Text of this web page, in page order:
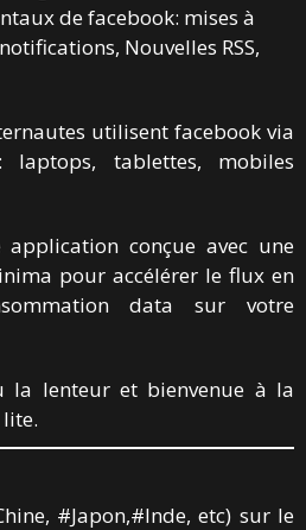
de facebook: mises à
Nouvelles RSS,
utilisent facebook via
laptops, tablettes, mobiles
conçue avec une
pour accélérer le flux en
data sur votre
la lenteur et bienvenue à la
#Japon,#Inde, etc) sur le